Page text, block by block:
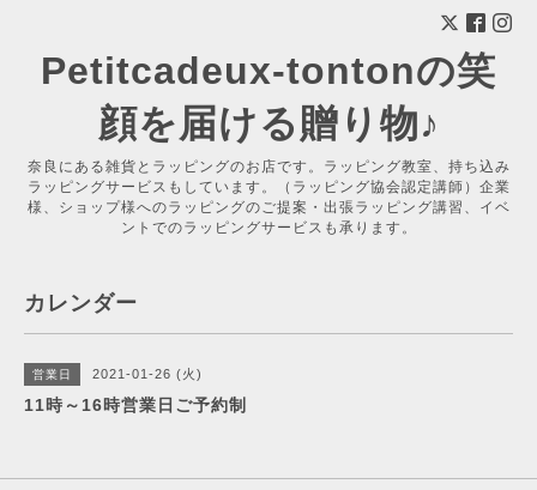
Petitcadeux-tontonの笑
顔を届ける贈り物♪
奈良にある雑貨とラッピングのお店です。ラッピング教室、持ち込み
ラッピングサービスもしています。（ラッピング協会認定講師）企業
様、ショップ様へのラッピングのご提案・出張ラッピング講習、イベ
ントでのラッピングサービスも承ります。
カレンダー
営業日 2021-01-26 (火)
11時～16時営業日ご予約制